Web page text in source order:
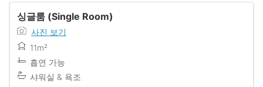
싱글룸 (Single Room)
사진 보기
11m²
흡연 가능
샤워실 & 욕조